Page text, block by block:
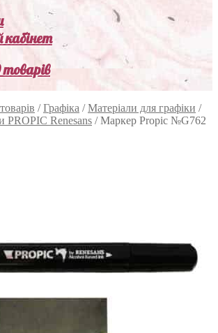
кабінет
товарів
/Графіка /Матеріали для графіки /
PROPIC Renesans /Маркер Propic №G762